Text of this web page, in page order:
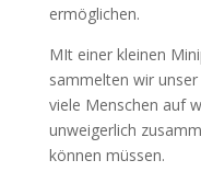
ermöglichen.
MIt einer kleinen
sammelten wir
viele Menschen auf
unweigerlich
können müssen.